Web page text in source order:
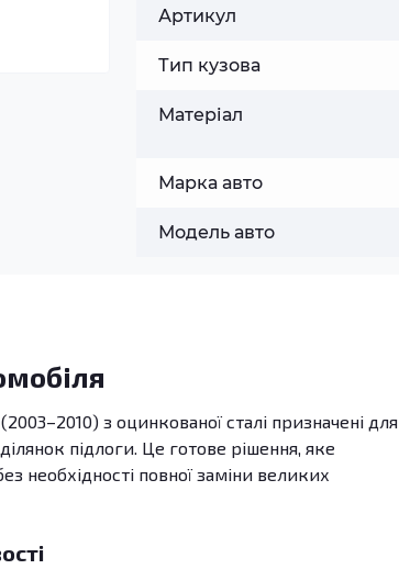
Артикул
Тип кузова
Матеріал
Марка авто
Модель авто
з оцинкованої сталі призначені для
підлоги. Це готове рішення, яке
необхідності повної заміни великих